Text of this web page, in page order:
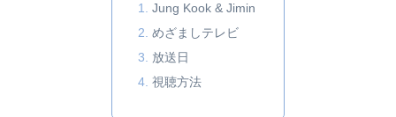
Jung Kook & Jimin
めざましテレビ
放送日
視聴方法